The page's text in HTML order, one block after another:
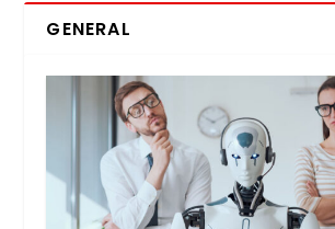
GENERAL